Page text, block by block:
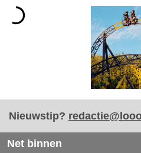
Nieuwstip?
Net binnen